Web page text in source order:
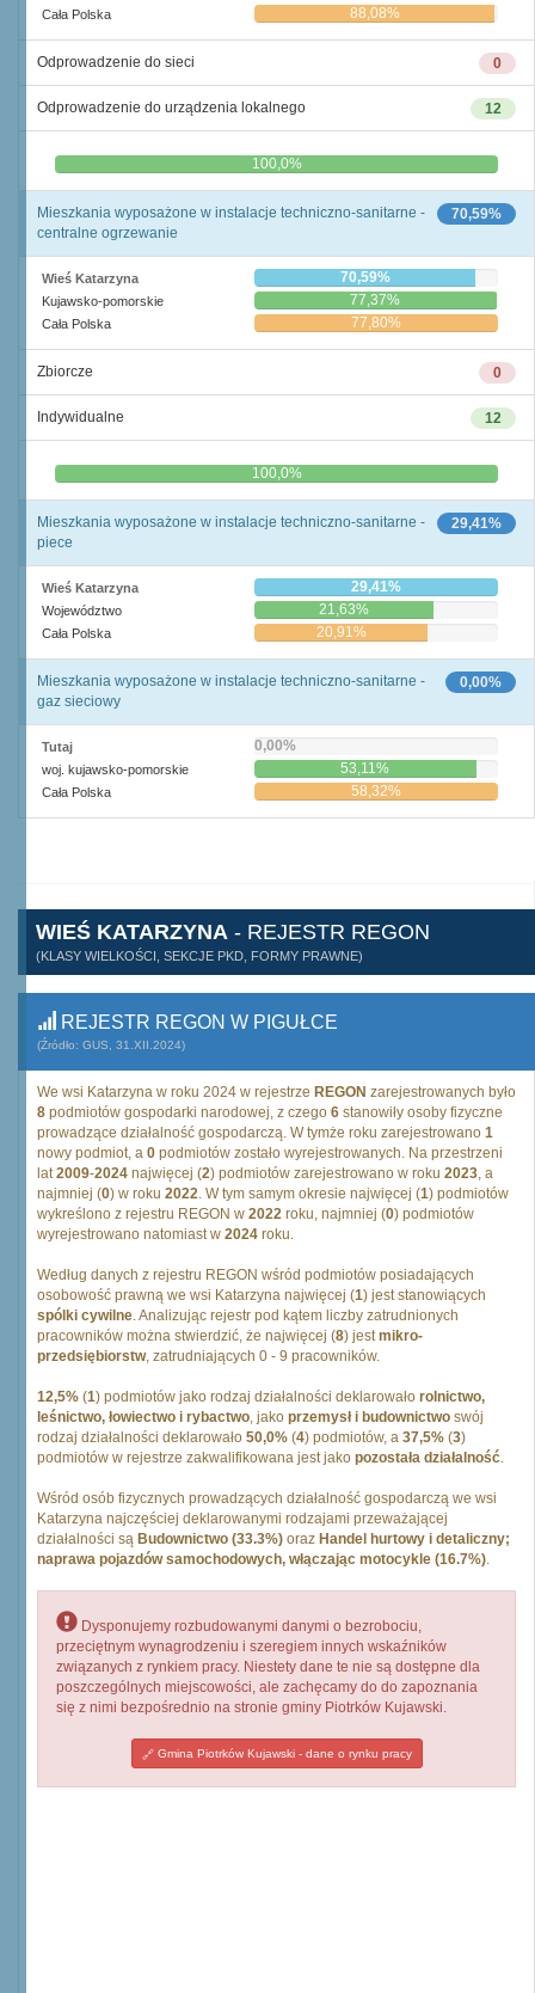
Cała Polska 88,08%
0
Odprowadzenie do sieci
12
Odprowadzenie do urządzenia lokalnego
0,0% 100,0%
70,59%
Mieszkania wyposażone w instalacje techniczno-sanitarne -
centralne ogrzewanie
Wieś Katarzyna 70,59%
Kujawsko-pomorskie 77,37%
Cała Polska 77,80%
0
Zbiorcze
12
Indywidualne
0,0% 100,0%
29,41%
Mieszkania wyposażone w instalacje techniczno-sanitarne -
piece
Wieś Katarzyna 29,41%
Województwo 21,63%
Cała Polska 20,91%
0,00%
Mieszkania wyposażone w instalacje techniczno-sanitarne -
gaz sieciowy
Tutaj 0,00%
woj. kujawsko-pomorskie 53,11%
Cała Polska 58,32%
WIEŚ KATARZYNA - REJESTR REGON
(KLASY WIELKOŚCI, SEKCJE PKD, FORMY PRAWNE)
REJESTR REGON W PIGUŁCE
(Źródło: GUS, 31.XII.2024)
We wsi Katarzyna w roku 2024 w rejestrze REGON zarejestrowanych było
8 podmiotów gospodarki narodowej, z czego 6 stanowiły osoby fizyczne
prowadzące działalność gospodarczą. W tymże roku zarejestrowano 1
nowy podmiot, a 0 podmiotów zostało wyrejestrowanych. Na przestrzeni
lat2009-2024 najwięcej (2) podmiotów zarejestrowano w roku 2023, a
najmniej (0) w roku 2022. W tym samym okresie najwięcej (1) podmiotów
wykreślono z rejestru REGON w 2022 roku, najmniej (0) podmiotów
wyrejestrowano natomiast w 2024 roku.
Według danych z rejestru REGON wśród podmiotów posiadających
osobowość prawną we wsi Katarzyna najwięcej (1) jest stanowiących
spólki cywilne. Analizując rejestr pod kątem liczby zatrudnionych
pracowników można stwierdzić, że najwięcej (8) jestmikro-
przedsiębiorstw, zatrudniających 0 - 9 pracowników.
12,5% (1) podmiotów jako rodzaj działalności deklarowało rolnictwo,
leśnictwo, łowiectwo i rybactwo, jako przemysł i budownictwo swój
rodzaj działalności deklarowało 50,0% (4) podmiotów, a 37,5% (3)
podmiotów w rejestrze zakwalifikowana jest jako pozostała działalność.
Wśród osób fizycznych prowadzących działalność gospodarczą we wsi
Katarzyna najczęściej deklarowanymi rodzajami przeważającej
działalności są Budownictwo (33.3%) oraz Handel hurtowy i detaliczny;
naprawa pojazdów samochodowych, włączając motocykle (16.7%).
Dysponujemy rozbudowanymi danymi o bezrobociu,
przeciętnym wynagrodzeniu i szeregiem innych wskaźników
związanych z rynkiem pracy. Niestety dane te nie są dostępne dla
poszczególnych miejscowości, ale zachęcamy do do zapoznania
się z nimi bezpośrednio na stronie gminy Piotrków Kujawski.
Gmina Piotrków Kujawski - dane o rynku pracy